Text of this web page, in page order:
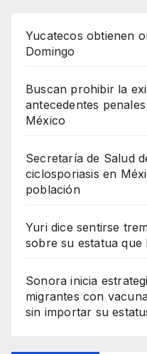
Yucatecos obtienen
Domingo
Buscan prohibir la
antecedentes
México
Secretaría de Salud
ciclosporiasis en
población
Yuri dice sentirse
sobre su estatua
Sonora inicia
migrantes con
sin importar su